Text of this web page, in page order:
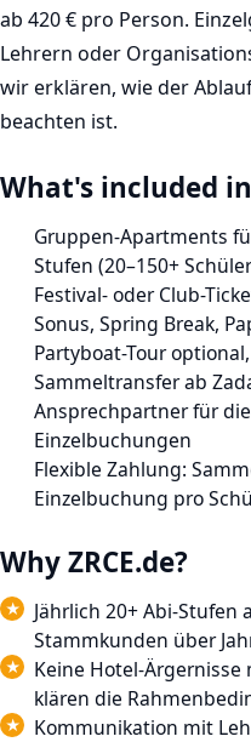
ab 420 € pro Person.
Lehrern oder
wir erklären, wie der
beachten ist.
What's included in
Gruppen-Apartments
Stufen (20–150+
Festival- oder Club-
Sonus, Spring Break,
Partyboat-Tour
Sammeltransfer ab
Ansprechpartner für
Einzelbuchungen
Flexible Zahlung:
Einzelbuchung pro
Why ZRCE.de?
Jährlich 20+ Abi-Stufen
Stammkunden über
Keine Hotel-
klären die
Kommunikation mit